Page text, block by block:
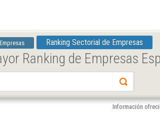
Ranking Sectorial de Empresas
Ranking de Empresas
Información